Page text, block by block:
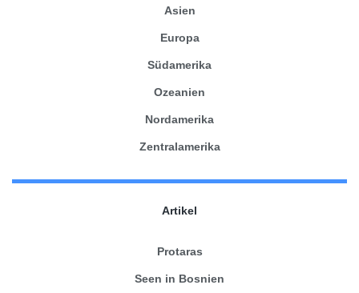
Asien
Europa
Südamerika
Ozeanien
Nordamerika
Zentralamerika
Artikel
Protaras
Seen in Bosnien